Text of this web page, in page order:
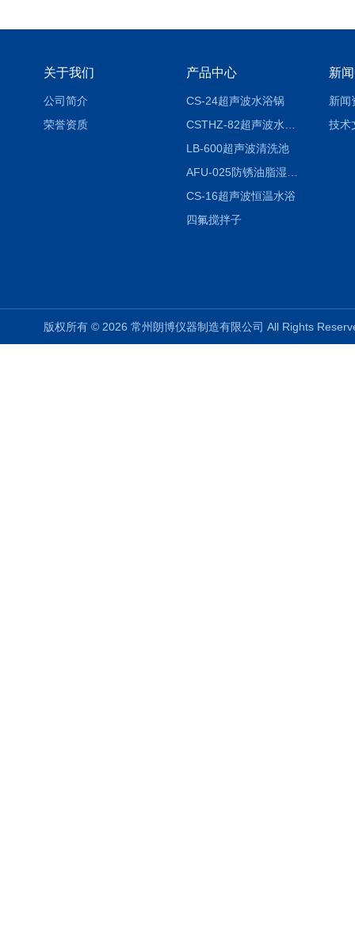
关于我们
公司简介
荣誉资质
产品中心
CS-24超声波水浴锅
LB-600超声波清洗池
CS-16超声波恒温水浴
四氟搅拌子
新
新闻
技术
版权所有 © 2026 常州朗博仪器制造有限公司 All Rights